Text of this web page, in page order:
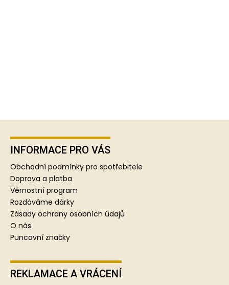
INFORMACE PRO VÁS
Obchodní podmínky pro spotřebitele
Doprava a platba
Věrnostní program
Rozdáváme dárky
Zásady ochrany osobních údajů
O nás
Puncovní značky
REKLAMACE A VRÁCENÍ